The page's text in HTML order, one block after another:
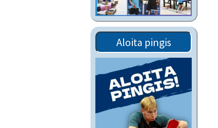
Aloita pingis